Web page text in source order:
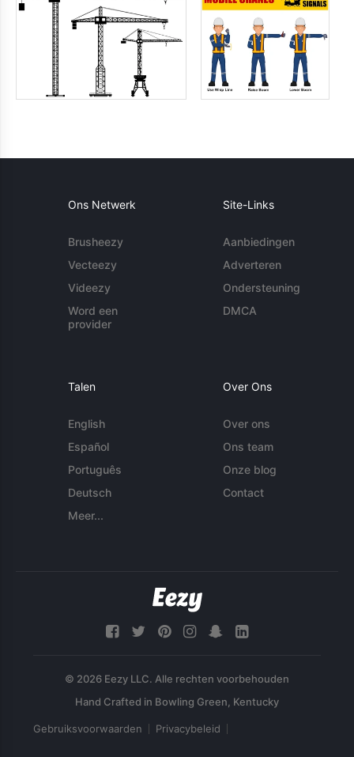
Ons Netwerk
Brusheezy
Vecteezy
Videezy
Word een
provider
Site-Links
Aanbiedingen
Adverteren
Ondersteuning
DMCA
Talen
English
Español
Português
Deutsch
Meer...
Over Ons
Over ons
Ons team
Onze blog
Contact
© 2026 Eezy LLC. Alle rechten voorbehouden
Gebruiksvoorwaarden Privacybeleid